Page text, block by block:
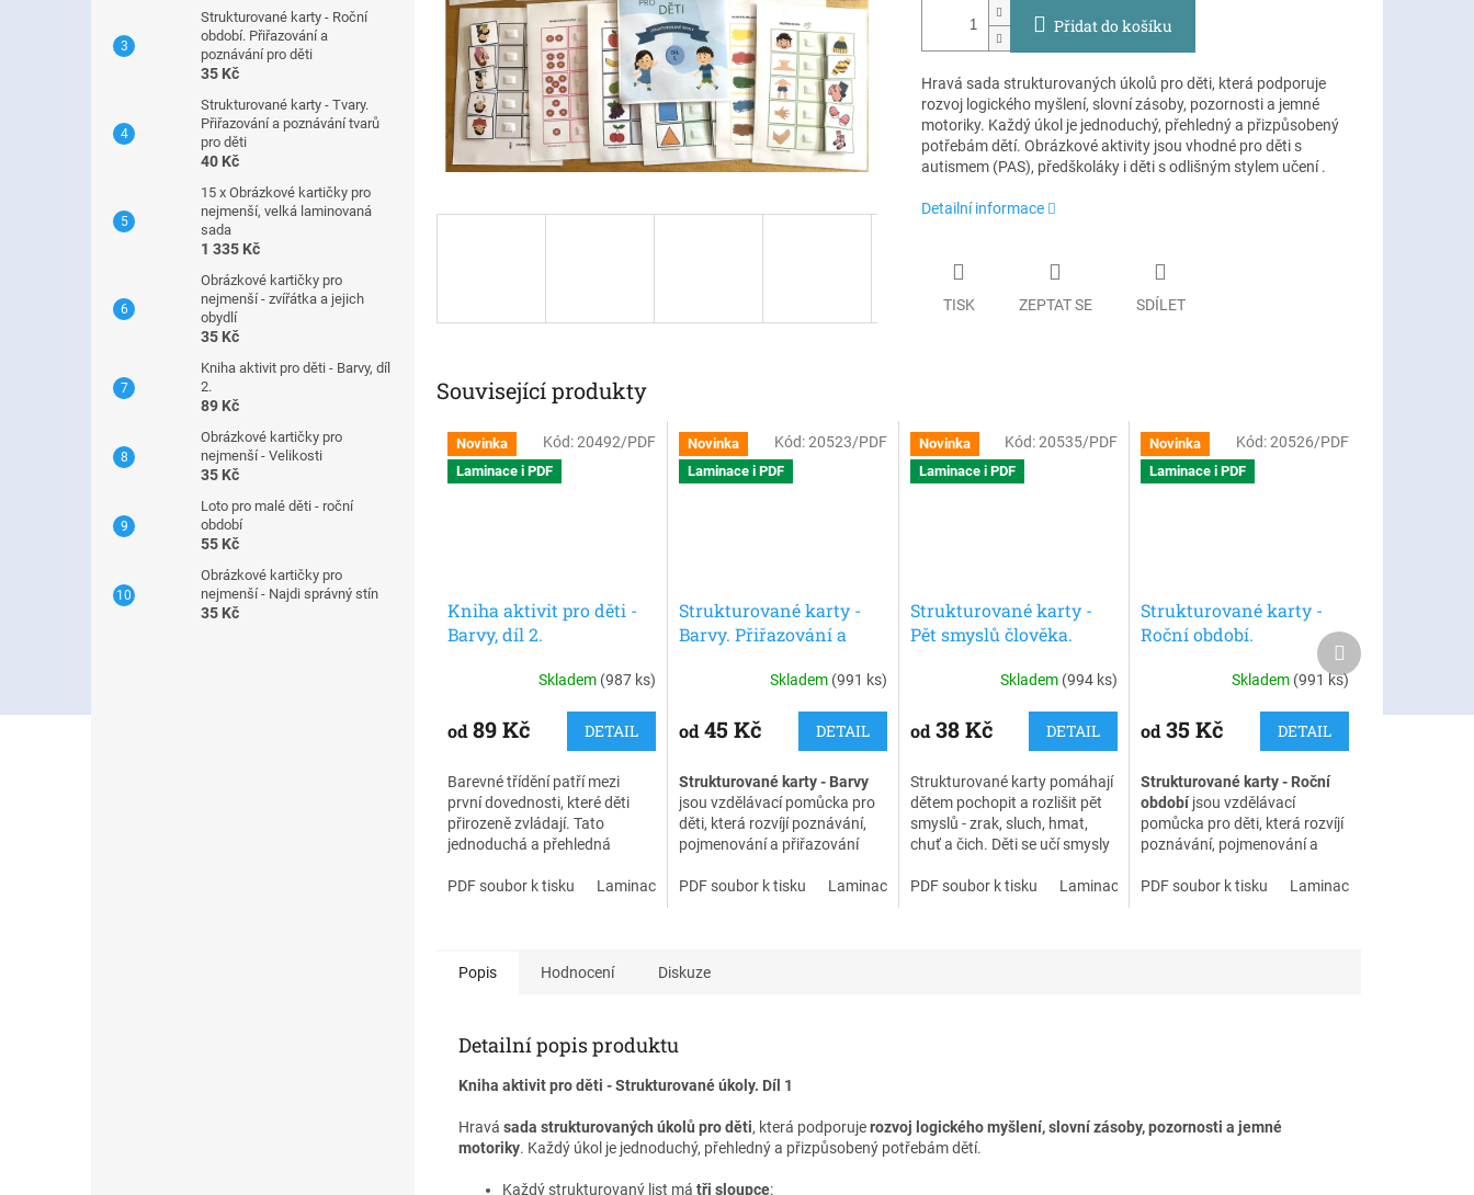
Strukturované karty - Roční
období. Přiřazování a
poznávání pro děti
35 Kč
Strukturované karty - Tvary.
Přiřazování a poznávání tvarů
pro děti
40 Kč
15 x Obrázkové kartičky pro
nejmenší, velká laminovaná
sada
1 335 Kč
Obrázkové kartičky pro
nejmenší - zvířátka a jejich
obydlí
35 Kč
Kniha aktivit pro děti - Barvy, díl
2.
89 Kč
Obrázkové kartičky pro
nejmenší - Velikosti
35 Kč
Loto pro malé děti - roční
období
55 Kč
Obrázkové kartičky pro
nejmenší - Najdi správný stín
35 Kč
Přidat do košíku
Hravá sada strukturovaných úkolů pro děti, která podporuje
rozvoj logického myšlení, slovní zásoby, pozornosti a jemné
motoriky. Každý úkol je jednoduchý, přehledný a přizpůsobený
potřebám dětí. Obrázkové aktivity jsou vhodné pro děti s
autismem (PAS), předškoláky i děti s odlišným stylem učení .
Detailní informace
TISK ZEPTAT SE SDÍLET
Související produkty
Novinka
Laminace i PDF
Kniha aktivit pro děti -
Barvy, díl 2.
Skladem (987 ks)
od 89 Kč DETAIL
Barevné třídění patří mezi
první dovednosti, které děti
přirozeně zvládají. Tato
jednoduchá a přehledná
věku 3–6 let. Dítě přiřazuje
PDF soubor k tisku Laminace + zip Desky + laminace + zip
Kód:20492/PDF
Novinka
Laminace i PDF
Strukturované karty -
Barvy. Přiřazování a
Skladem (991 ks)
od45 Kč DETAIL
Strukturované karty - Barvy
jsou vzdělávací pomůcka pro
děti, která rozvíjí poznávání,
pojmenování a přiřazování
zpracování a vizuální podpoře
Karty vycházejí z principů
běžné učení doma a ve školce.
Pomáhají rozvíjet soustředění,
učení.
PDF soubor k tisku Laminace + zip
Kód:20523/PDF
Novinka
Laminace i PDF
Strukturované karty -
Pět smyslů člověka.
Skladem (994 ks)
od38 Kč DETAIL
Strukturované karty pomáhají
dětem pochopit a rozlišit pět
smyslů - zrak, sluch, hmat,
chuť a čich. Děti se učí smysly
přiřazovat k nim konkrétní
PDF soubor k tisku Laminace + zip
Kód:20535/PDF
Novinka
Laminace i PDF
Strukturované karty -
Roční období.
Přiřazování a poznávání
Skladem (991 ks)
od 35 Kč DETAIL
Strukturované karty - Roční
období jsou vzdělávací
pomůcka pro děti, která rozvíjí
poznávání, pojmenování a
přiřazuje obrázky k
opožděným vývojem řeči i pro
PDF soubor k tisku Laminace + zip
Kód:20526/PDF
Další
produkt
Popis Hodnocení Diskuze
Detailní popis produktu
Kniha aktivit pro děti - Strukturované úkoly. Díl 1
Hravá sada strukturovaných úkolů pro děti, která podporujerozvoj logického myšlení, slovní zásoby, pozornosti a jemné
motoriky. Každý úkol je jednoduchý, přehledný a přizpůsobený potřebám dětí.
Každý strukturovaný list má tři sloupce: